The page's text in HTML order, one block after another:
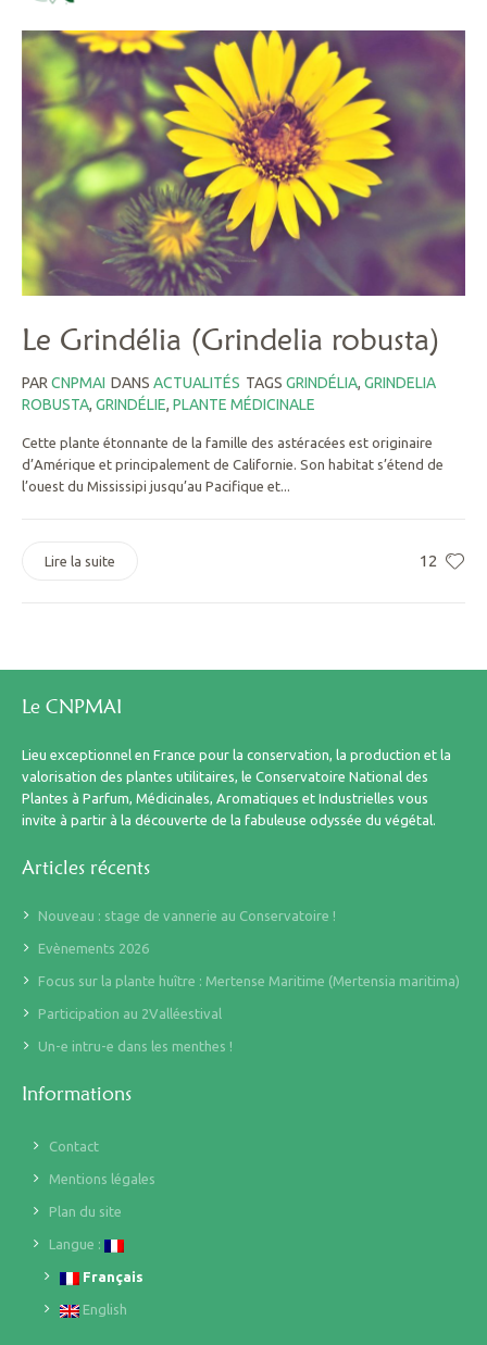
Le Grindélia (Grindelia robusta)
PAR CNPMAI DANS ACTUALITÉS TAGS GRINDÉLIA, GRINDELIA
ROBUSTA, GRINDÉLIE, PLANTE MÉDICINALE
Cette plante étonnante de la famille des astéracées est originaire
d’Amérique et principalement de Californie. Son habitat s’étend de
l’ouest du Mississipi jusqu’au Pacifique et...
12
Lire la suite
Le CNPMAI
Lieu exceptionnel en France pour la conservation, la production et la
valorisation des plantes utilitaires, le Conservatoire National des
Plantes à Parfum, Médicinales, Aromatiques et Industrielles vous
invite à partir à la découverte de la fabuleuse odyssée du végétal.
Articles récents
Nouveau : stage de vannerie au Conservatoire !
Evènements 2026
Focus sur la plante huître : Mertense Maritime (Mertensia maritima)
Participation au 2Valléestival
Un-e intru-e dans les menthes !
Informations
Contact
Mentions légales
Plan du site
Langue :
Français
English